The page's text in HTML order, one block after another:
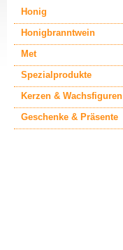
Honig
Honigbranntwein
Met
Spezialprodukte
Kerzen & Wachsfiguren
Geschenke & Präsente